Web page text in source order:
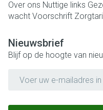
Over ons Nuttige links
wacht Voorschrift
Nieuwsbrief
Blijf op de hoogte van